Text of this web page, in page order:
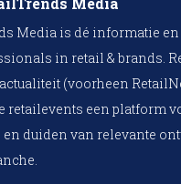
Media is dé informatie
in retail & brands.
(voorheen
retailevents een platform
duiden van relevante